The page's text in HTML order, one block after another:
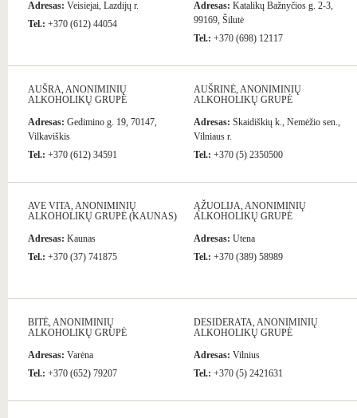
Adresas: Veisiejai, Lazdijų r.
Tel.: +370 (612) 44054
Adresas: Katalikų Bažnyčios g. 2-3,
99169, Šilutė
Tel.: +370 (698) 12117
AUŠRA, ANONIMINIŲ
ALKOHOLIKŲ GRUPĖ
Adresas: Gedimino g. 19, 70147,
Vilkaviškis
Tel.: +370 (612) 34591
AUŠRINĖ, ANONIMINIŲ
ALKOHOLIKŲ GRUPĖ
Adresas: Skaidiškių k., Nemėžio sen.,
Vilniaus r.
Tel.: +370 (5) 2350500
AVE VITA, ANONIMINIŲ
ALKOHOLIKŲ GRUPĖ (KAUNAS)
Adresas: Kaunas
Tel.: +370 (37) 741875
ĄŽUOLIJA, ANONIMINIŲ
ALKOHOLIKŲ GRUPĖ
Adresas: Utena
Tel.: +370 (389) 58989
BITĖ, ANONIMINIŲ
ALKOHOLIKŲ GRUPĖ
Adresas: Varėna
Tel.: +370 (652) 79207
DESIDERATA, ANONIMINIŲ
ALKOHOLIKŲ GRUPĖ
Adresas: Vilnius
Tel.: +370 (5) 2421631